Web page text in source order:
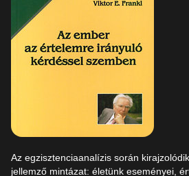
Az egzisztenciaanalízis során
jellemző mintázat: életünk eseményei,